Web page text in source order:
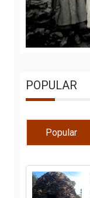
POPULAR
Popular